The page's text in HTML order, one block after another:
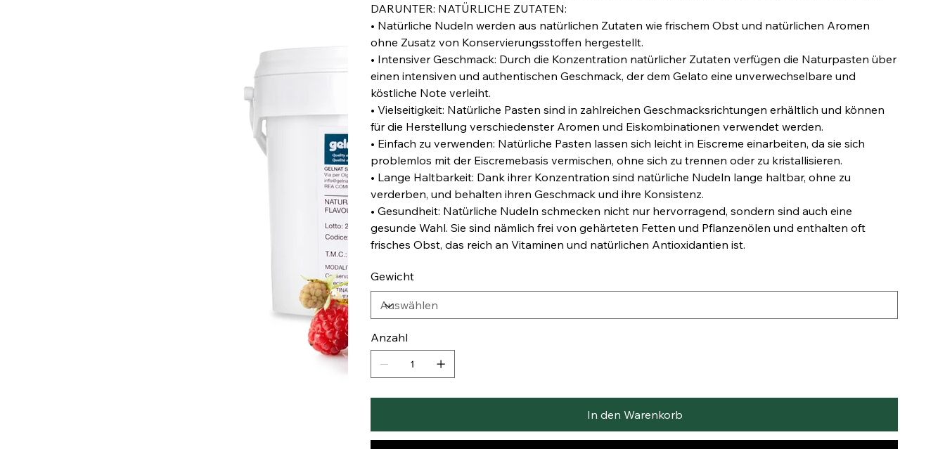
DARUNTER: NATÜRLICHE ZUTATEN:
• Natürliche Nudeln werden aus natürlichen Zutaten wie frischem Obst und natürlichen Aromen
ohne Zusatz von Konservierungsstoffen hergestellt.
• Intensiver Geschmack: Durch die Konzentration natürlicher Zutaten verfügen die Naturpasten über
einen intensiven und authentischen Geschmack, der dem Gelato eine unverwechselbare und
köstliche Note verleiht.
• Vielseitigkeit: Natürliche Pasten sind in zahlreichen Geschmacksrichtungen erhältlich und können
für die Herstellung verschiedenster Aromen und Eiskombinationen verwendet werden.
• Einfach zu verwenden: Natürliche Pasten lassen sich leicht in Eiscreme einarbeiten, da sie sich
problemlos mit der Eiscremebasis vermischen, ohne sich zu trennen oder zu kristallisieren.
• Lange Haltbarkeit: Dank ihrer Konzentration sind natürliche Nudeln lange haltbar, ohne zu
verderben, und behalten ihren Geschmack und ihre Konsistenz.
• Gesundheit: Natürliche Nudeln schmecken nicht nur hervorragend, sondern sind auch eine
gesunde Wahl. Sie sind nämlich frei von gehärteten Fetten und Pflanzenölen und enthalten oft
frisches Obst, das reich an Vitaminen und natürlichen Antioxidantien ist.
Gewicht
Anzahl
In den Warenkorb